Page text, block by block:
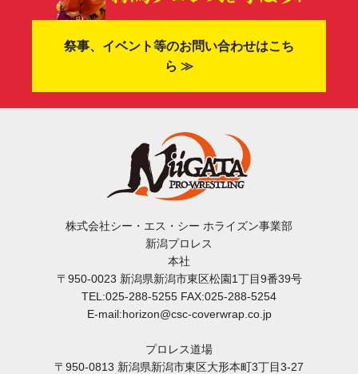
祭事、イベント等のお問い合わせはこち
ら ≫
株式会社シー・エス・シー ホライズン事業部
新潟プロレス
本社
〒950-0023 新潟県新潟市東区松園1丁目9番39号
TEL:025-288-5255 FAX:025-288-5254
E-mail:horizon@csc-coverwrap.co.jp
プロレス道場
〒950-0813 新潟県新潟市東区大形本町3丁目3-27